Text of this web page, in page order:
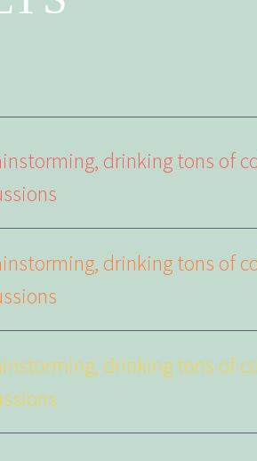
drinking tons of
drinking tons of
drinking tons of